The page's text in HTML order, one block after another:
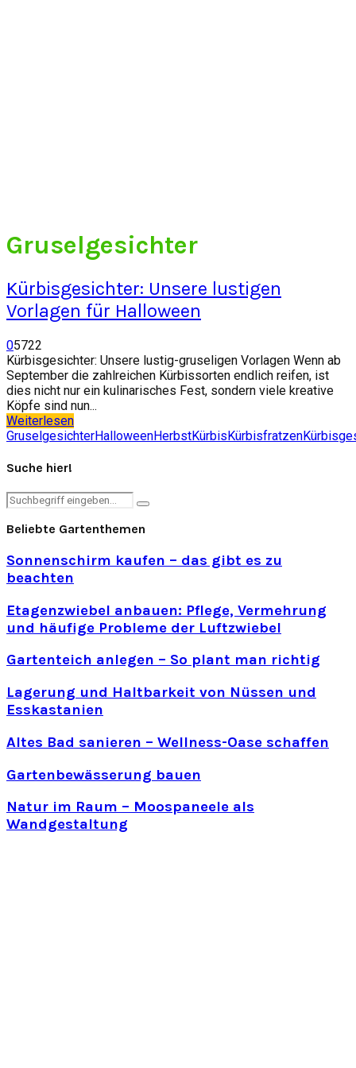
Gruselgesichter
Kürbisgesichter: Unsere lustigen
Vorlagen für Halloween
05722
Kürbisgesichter: Unsere lustig-gruseligen Vorlagen Wenn ab
September die zahlreichen Kürbissorten endlich reifen, ist
dies nicht nur ein kulinarisches Fest, sondern viele kreative
Köpfe sind nun...
Weiterlesen
GruselgesichterHalloweenHerbstKürbisKürbisfratzen
Suche hier!
Search
Search
Beliebte Gartenthemen
Sonnenschirm kaufen – das gibt es zu
beachten
Etagenzwiebel anbauen: Pflege, Vermehrung
und häufige Probleme der Luftzwiebel
Gartenteich anlegen – So plant man richtig
Lagerung und Haltbarkeit von Nüssen und
Esskastanien
Altes Bad sanieren – Wellness-Oase schaffen
Gartenbewässerung bauen
Natur im Raum – Moospaneele als
Wandgestaltung